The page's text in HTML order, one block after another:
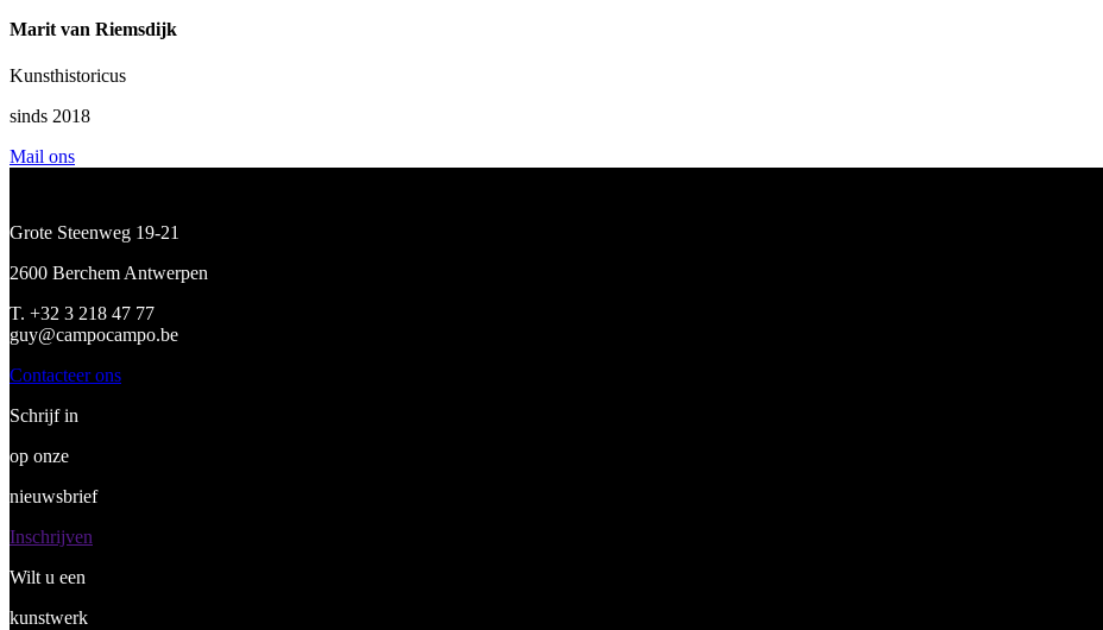
Marit van Riemsdijk
Kunsthistoricus
sinds 2018
Mail ons
Grote Steenweg 19-21
2600 Berchem Antwerpen
T. +32 3 218 47 77
guy@campocampo.be
Contacteer ons
Schrijf in
op onze
nieuwsbrief
Inschrijven
Wilt u een
kunstwerk